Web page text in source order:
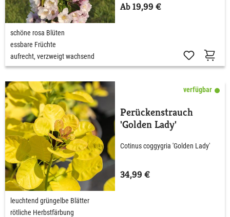
Ab 19,99 €
schöne rosa Blüten
essbare Früchte
aufrecht, verzweigt wachsend
verfügbar
Perückenstrauch
'Golden Lady'
Cotinus coggygria 'Golden Lady'
34,99 €
leuchtend grüngelbe Blätter
rötliche Herbstfärbung